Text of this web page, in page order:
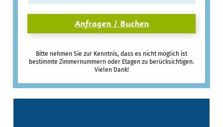
Anfragen / Buchen
Bitte nehmen Sie zur Kenntnis, dass es nicht möglich ist
bestimmte Zimmernummern oder Etagen zu berücksichtigen.
Vielen Dank!